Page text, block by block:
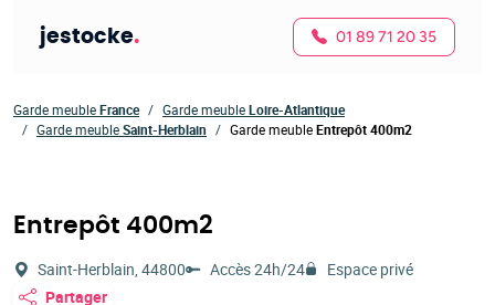
jestocke. 01 89 71 20 35
Garde meubleFrance Garde meubleLoire-Atlantique
Garde meubleSaint-Herblain Garde meubleEntrepôt 400m2
Entrepôt 400m2
Saint-Herblain, 44800 Accès 24h/24
Espace privé
Partager